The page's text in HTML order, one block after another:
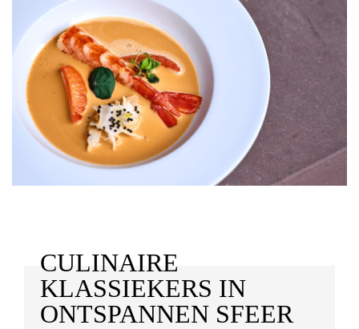
CULINAIRE
KLASSIEKERS IN
ONTSPANNEN SFEER